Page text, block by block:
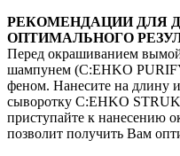
РЕКОМЕНДАЦИИ ДЛЯ
ОПТИМАЛЬНОГО
Перед окрашиванием
шампунем (C:EHKO
феном. Нанесите на длину
сыворотку C:EHKO
приступайте к нанесению
позволит получить Вам